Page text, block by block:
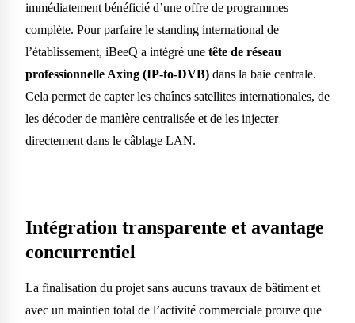
immédiatement bénéficié d’une offre de programmes
complète. Pour parfaire le standing international de
l’établissement, iBeeQ a intégré une tête de réseau
professionnelle Axing (IP-to-DVB) dans la baie centrale.
Cela permet de capter les chaînes satellites internationales, de
les décoder de manière centralisée et de les injecter
directement dans le câblage LAN.
Intégration transparente et avantage
concurrentiel
La finalisation du projet sans aucuns travaux de bâtiment et
avec un maintien total de l’activité commerciale prouve que